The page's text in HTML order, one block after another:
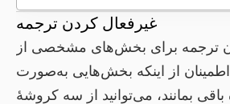
غیرفعال کردن ترجمه
ترجمه برای بخش‌های مشخصی از
از اینکه بخش‌هایی به‌صورت
بمانند، می‌توانید از سه کروشهٔ